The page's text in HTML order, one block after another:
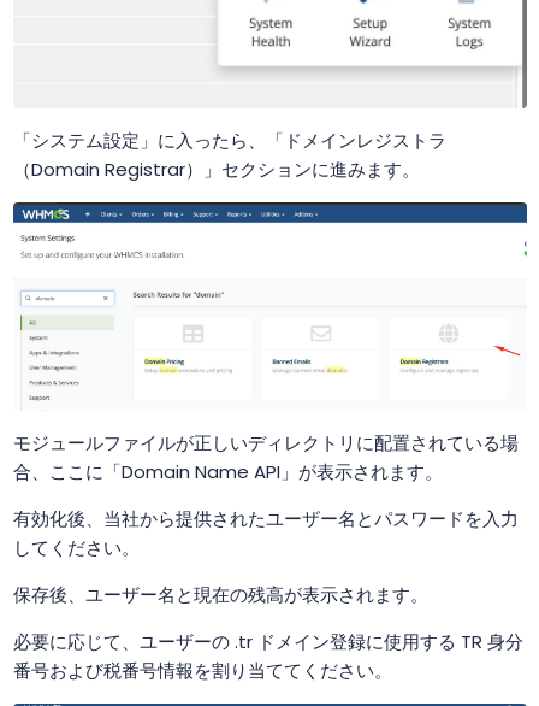
「システム設定」に入ったら、「ドメインレジストラ
（Domain Registrar）」セクションに進みます。
モジュールファイルが正しいディレクトリに配置されている場
合、ここに「Domain Name API」が表示されます。
有効化後、当社から提供されたユーザー名とパスワードを入力
してください。
保存後、ユーザー名と現在の残高が表示されます。
必要に応じて、ユーザーの .tr ドメイン登録に使用する TR 身分
番号および税番号情報を割り当ててください。